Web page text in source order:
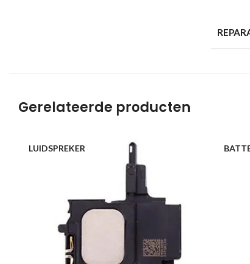
Gerelateerde producten
LUIDSPREKER